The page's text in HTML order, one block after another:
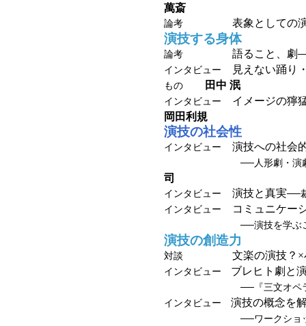
萬斎
論考 表象として
演技する身体
論考 語ること、劇
インタビュー
見えない踊り
もの 田中 泯
インタビュー
イメージの獰
岡田利規
演技の社会性
インタビュー 演技への社会
──人形劇・演
司
インタビュー 演技と真実──
インタビュー
コミュニケー
──演技を学ぶ
演技の創造力
対談 文楽の演技
インタビュー ブレヒト劇と
──『三文オペ
インタビュー 演技の概念を
──ワークショ